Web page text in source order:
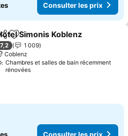
Consulter les prix
Ajouter à mes favoris
Simonis Koblenz
7,2
1 009
Coblenz
Chambres et salles de bain récemment
rénovées
Consulter les prix